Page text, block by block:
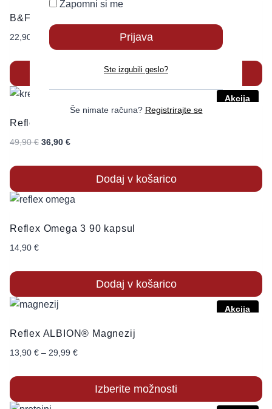
B&F Creapure® Creatine 500g
22,90
Izberite možnosti
Akcija
Reflex Creapure® KREATIN Monohidrat 500g
49,90€ 36,90 €
Dodaj v košarico
Reflex Omega 3 90 kapsul
14,90 €
Dodaj v košarico
Akcija
Reflex ALBION® Magnezij
13,90 € – 29,99 €
Izberite možnosti
Zapomni si me
Ste izgubili geslo?
Še nimate računa? Registrirajte se